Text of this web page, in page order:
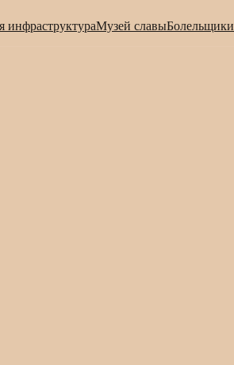
инфраструктураМузей славыБолельщики